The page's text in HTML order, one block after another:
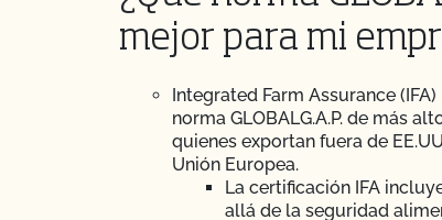
mejor para mi
Integrated Farm Assurance
norma GLOBALG.A.P. de más
quienes exportan fuera de
Unión Europea.
La certificación IFA
allá de la seguridad